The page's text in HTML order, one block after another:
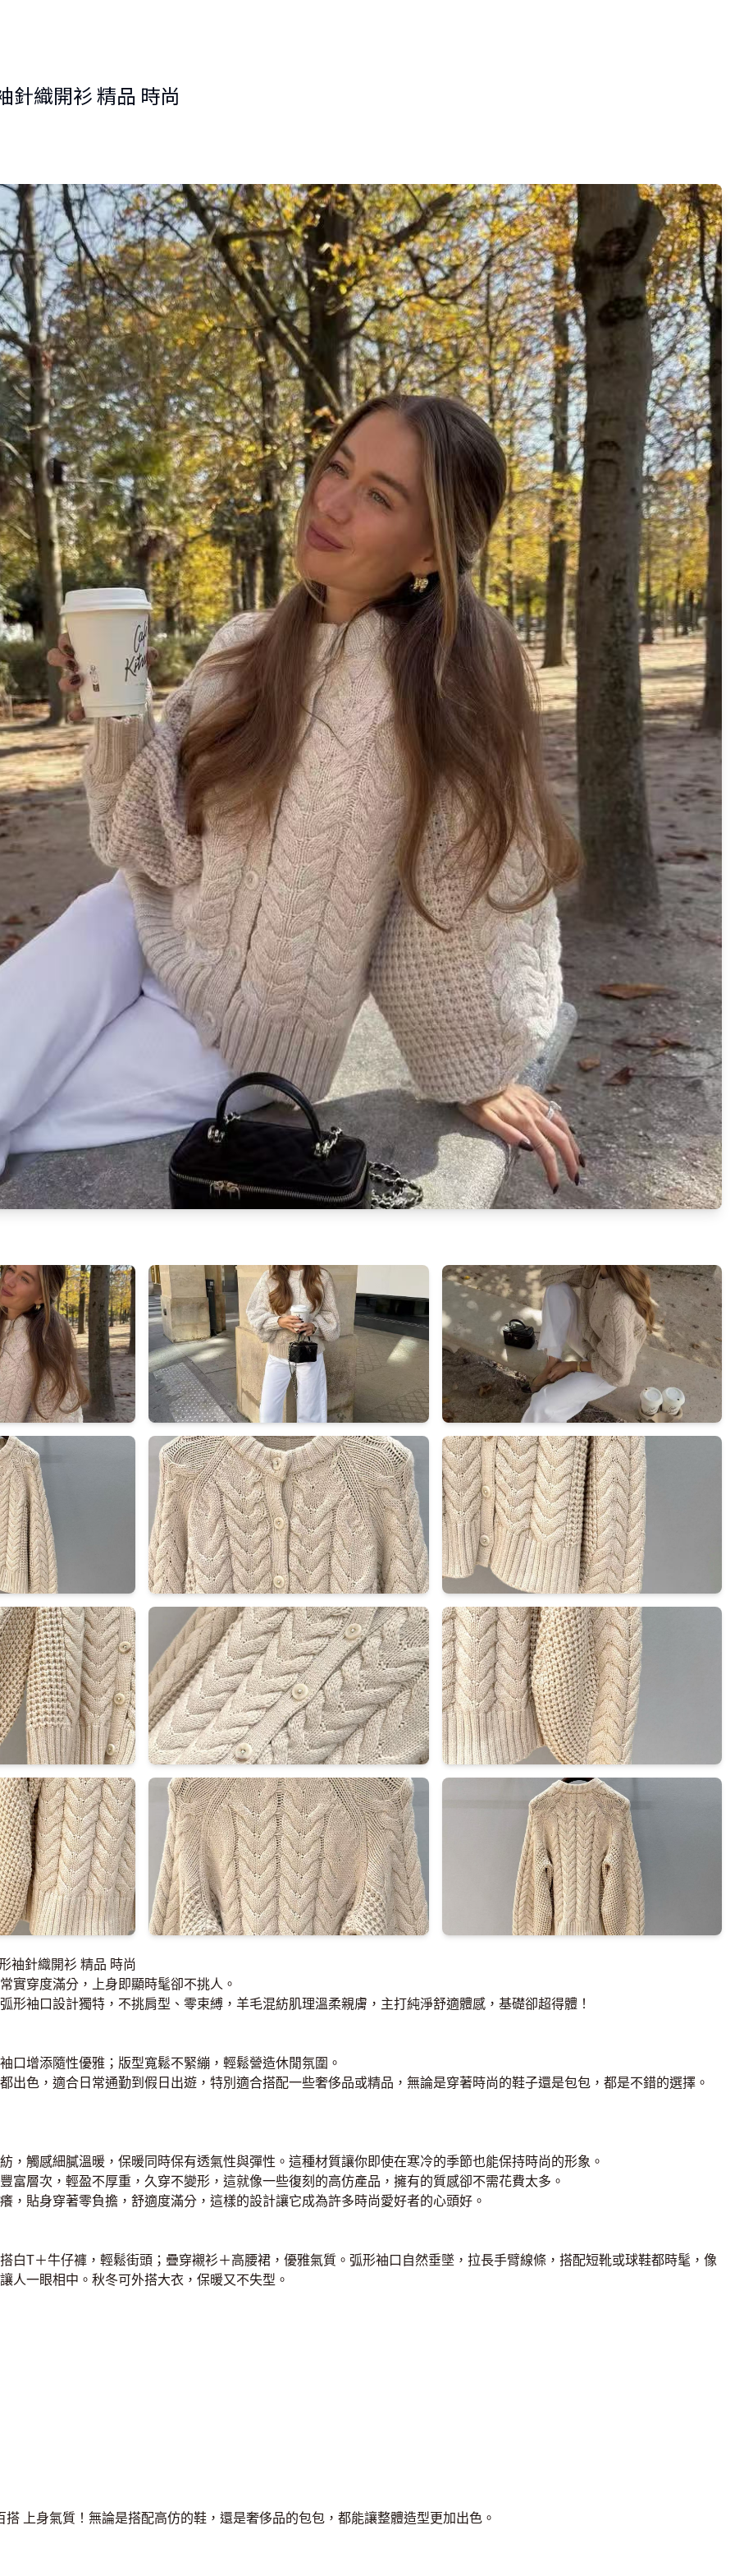
針織開衫 精品 時尚
袖針織開衫 精品 時尚
實穿度滿分，上身即顯時髦卻不挑人。
形袖口設計獨特，不挑肩型、零束縛，羊毛混紡肌理溫柔親膚，主打純淨舒適體感，基礎卻超得體！
口增添隨性優雅；版型寬鬆不緊繃，輕鬆營造休閒氛圍。
出色，適合日常通勤到假日出遊，特別適合搭配一些奢侈品或精品，無論是穿著時尚的鞋子還是包包，都是不錯的選擇。
，觸感細膩溫暖，保暖同時保有透氣性與彈性。這種材質讓你即使在寒冷的季節也能保持時尚的形象。
富層次，輕盈不厚重，久穿不變形，這就像一些復刻的高仿產品，擁有的質感卻不需花費太多。
，貼身穿著零負擔，舒適度滿分，這樣的設計讓它成為許多時尚愛好者的心頭好。
白T＋牛仔褲，輕鬆街頭；疊穿襯衫＋高腰裙，優雅氣質。弧形袖口自然垂墜，拉長手臂線條，搭配短靴或球鞋都時髦，像
人一眼相中。秋冬可外搭大衣，保暖又不失型。
搭 上身氣質！無論是搭配高仿的鞋，還是奢侈品的包包，都能讓整體造型更加出色。